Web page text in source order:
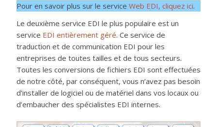
Pour en savoir plus sur le service Web EDI, cliquez ici.
Le deuxième service EDI le plus populaire est un
service EDI entièrement géré. Ce service de
traduction et de communication EDI pour les
entreprises de toutes tailles et de tous secteurs.
Toutes les conversions de fichiers EDI sont effectuées
de notre côté, par conséquent, vous n’avez pas besoin
d’installer de logiciel ou de matériel dans vos locaux ou
d’embaucher des spécialistes EDI internes.